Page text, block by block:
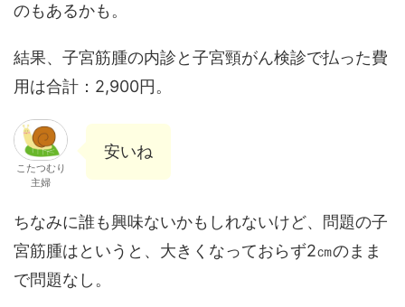
のもあるかも。
結果、子宮筋腫の内診と子宮頸がん検診で払った費
用は合計：2,900円。
こたつむり
主婦
安いね
ちなみに誰も興味ないかもしれないけど、問題の子
宮筋腫はというと、大きくなっておらず2㎝のまま
で問題なし。